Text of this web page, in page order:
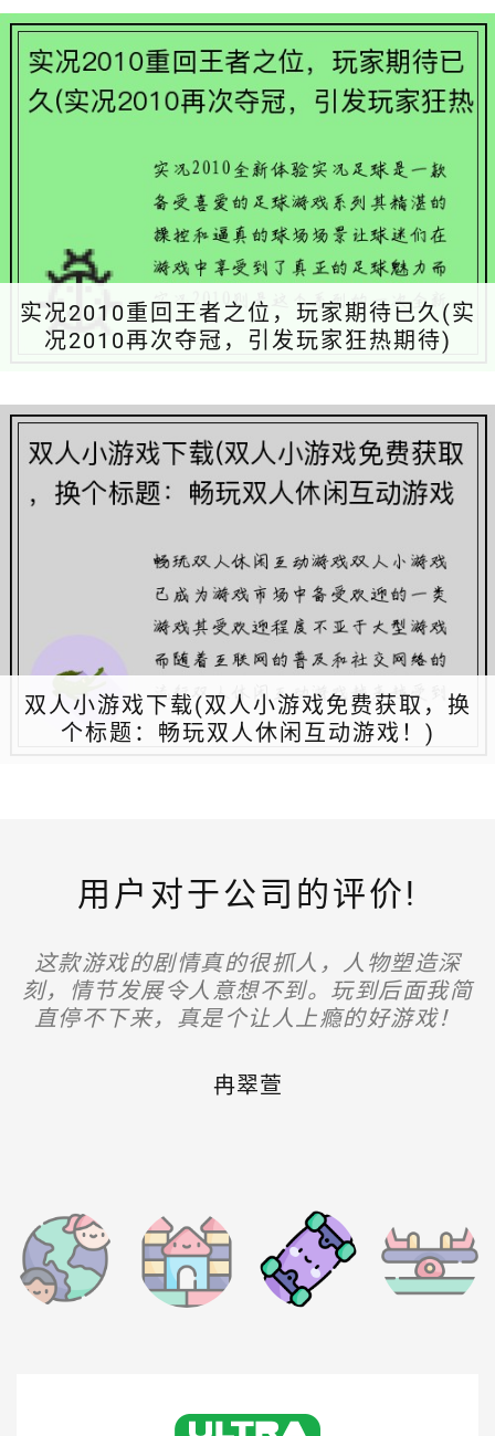
实况2010重回王者之位，玩家期待已久(实
况2010再次夺冠，引发玩家狂热期待)
双人小游戏下载(双人小游戏免费获取，换
个标题：畅玩双人休闲互动游戏！)
用户对于公司的评价!
这款游戏真的很棒！画面精美，操作流畅，
剧情也非常吸引人。每次玩都会沉浸其中，
根本停不下来！
“游戏机制非常有趣，操作流畅，战斗系统设
计也很有深度。不过希望未来可以增加更多
角色选择和道具，给玩家更多策略上的选
这款游戏的剧情真的很抓人，人物塑造深
刻，情节发展令人意想不到。玩到后面我简
直停不下来，真是个让人上瘾的好游戏！
冉翠萱
总体来说这款游戏非常好玩，界面流畅，操
作也很简单易上手。但是偶尔会遇到一些小
bug，比如卡顿或任务无法触发。不过这些
得玩。